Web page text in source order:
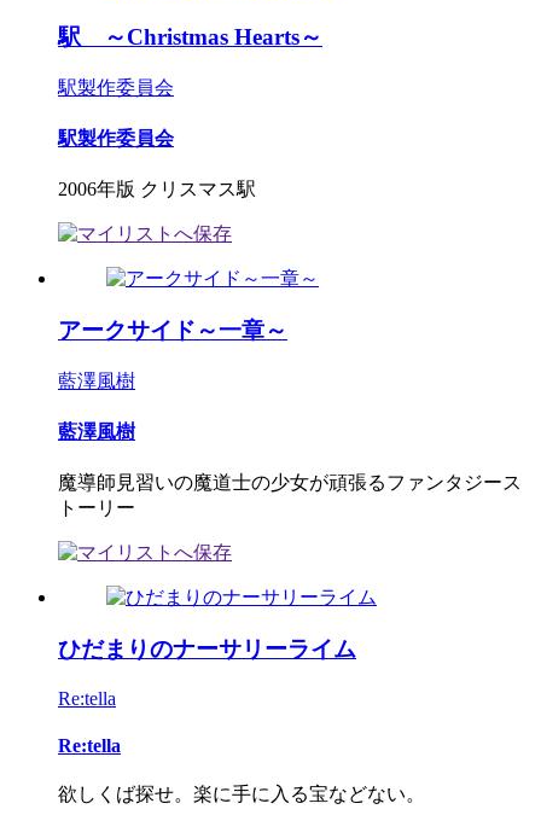
駅 ～Christmas Hearts～
駅製作委員会
駅製作委員会
2006年版 クリスマス駅
アークサイド～一章～
藍澤風樹
藍澤風樹
魔導師見習いの魔道士の少女が頑張るファンタジース
トーリー
ひだまりのナーサリーライム
Re:tella
Re:tella
欲しくば探せ。楽に手に入る宝などない。